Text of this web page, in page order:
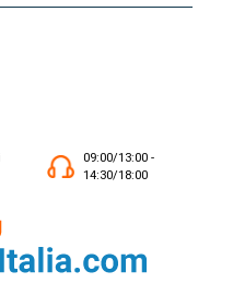
09:00/13:00 -
14:30/18:00